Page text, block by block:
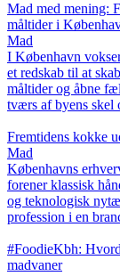
Mad med mening:
måltider i
Mad
I København
et redskab til at
måltider og åbne
tværs af byens skel
Fremtidens kokke
Mad
Københavns
forener klassisk
og teknologisk
profession i en
#FoodieKbh:
madvaner